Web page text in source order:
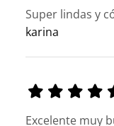
Super lindas y
karina
Excelente muy